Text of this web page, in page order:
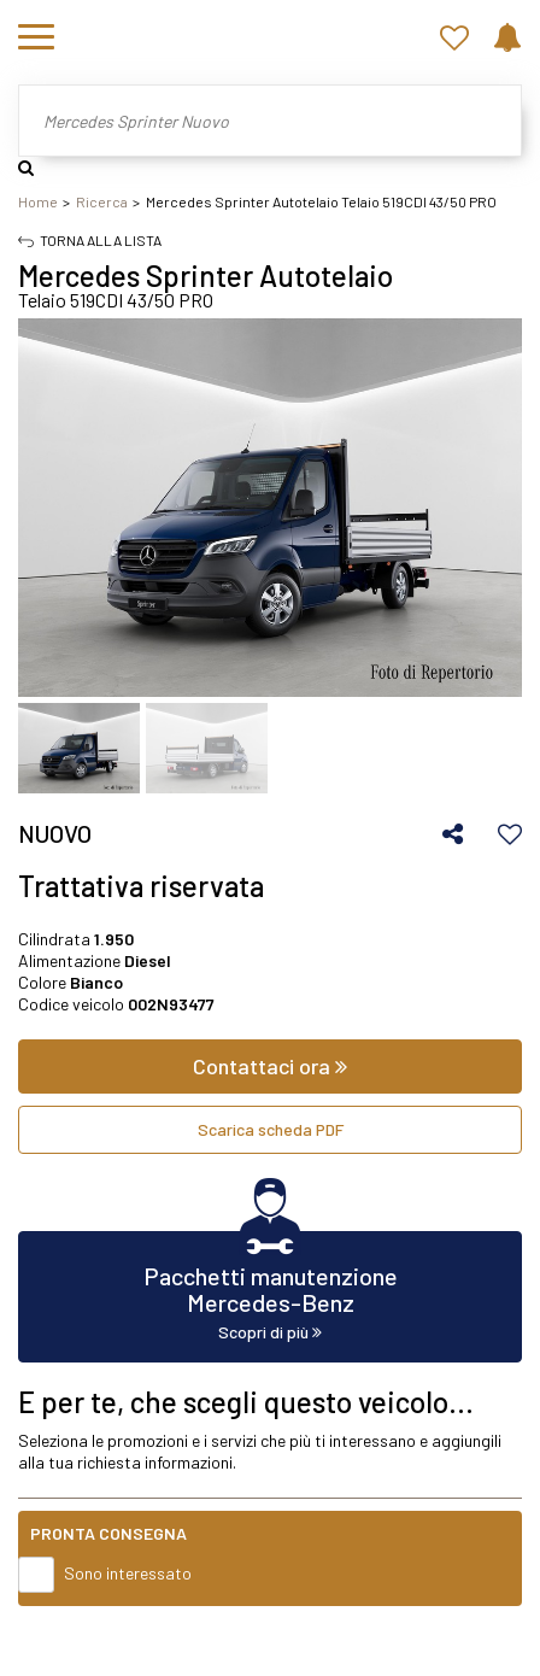
Home Ricerca Mercedes Sprinter Autotelaio Telaio 519CDI 43/50 PRO
TORNA ALLA LISTA
Mercedes Sprinter Autotelaio
Telaio 519CDI 43/50 PRO
NUOVO
Trattativa riservata
Cilindrata 1.950
Alimentazione Diesel
Colore Bianco
Codice veicolo 002N93477
Contattaci ora
Scarica scheda PDF
Pacchetti manutenzione
Mercedes-Benz
Scopri di più
E per te, che scegli questo veicolo...
Seleziona le promozioni e i servizi che più ti interessano e aggiungili
alla tua richiesta informazioni.
PRONTA CONSEGNA
Sono interessato